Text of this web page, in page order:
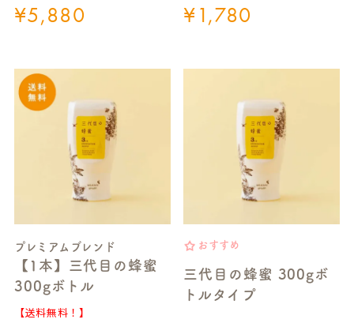
¥5,880 ¥1,780
プレミアムブレンド
【1本】三代目の蜂蜜
300gボトル
【送料無料！】
おすすめ
三代目の蜂蜜 300gボ
トルタイプ